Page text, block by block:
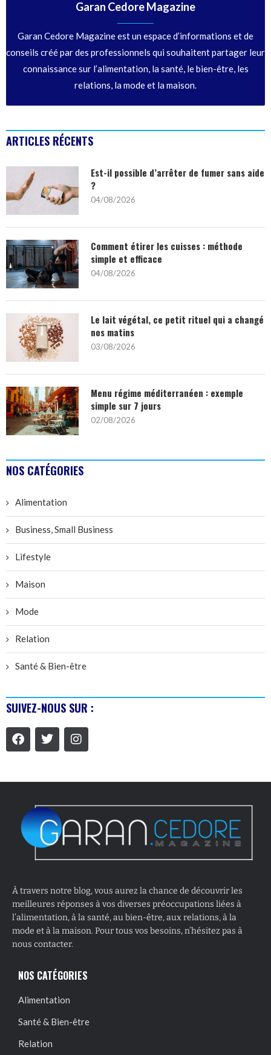
Garan Cedore Magazine
Garan Cedore Magazine est un espace d’informations et de
conseils créé par des professionnels qui souhaitent partager leur
connaissance sur l’alimentation, la santé, le bien-être, les
relations, la mode et la maison.
ARTICLES RÉCENTS
Est-il possible d’arrêter de fumer sans aide
?
04/08/2026
Comment étirer les cuisses : méthode
simple et efficace
04/08/2026
Le lait végétal, ce petit rituel qui a changé
nos matins
03/08/2026
Menu régime méditerranéen : exemple
simple sur 7 jours
02/08/2026
NOS CATÉGORIES
Alimentation
Business, Small Business
Lifestyle
Maison
Mode
Relation
Santé & Bien-être
SUIVEZ-NOUS SUR :
À travers notre blog, vous aurez la chance de découvrir les
meilleures réponses à vos diverses préoccupations liées à
l’alimentation, à la santé, au bien-être, aux relations, à la
mode et à la maison. Pour tous vos besoins, n’hésitez pas à
nous contacter.
NOS CATÉGORIES
Alimentation
Santé & Bien-être
Relation